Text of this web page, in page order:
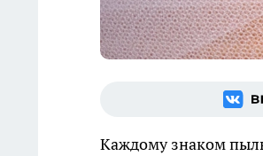
Каждому знаком